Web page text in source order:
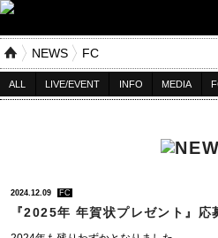
NEWS FC
ALL LIVE/EVENT INFO MEDIA
2024.12.09 FC
『2025年 年賀状プレゼント』応